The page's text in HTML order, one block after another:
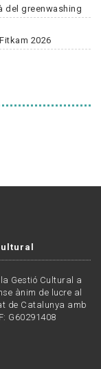
del greenwashing
2026
la Gestió Cultural a
ànim de lucre al
de Catalunya amb
G60291408